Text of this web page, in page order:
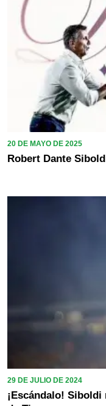
20 DE MAYO DE 2025
Robert Dante
29 DE JULIO DE 2024
¡Escándalo!